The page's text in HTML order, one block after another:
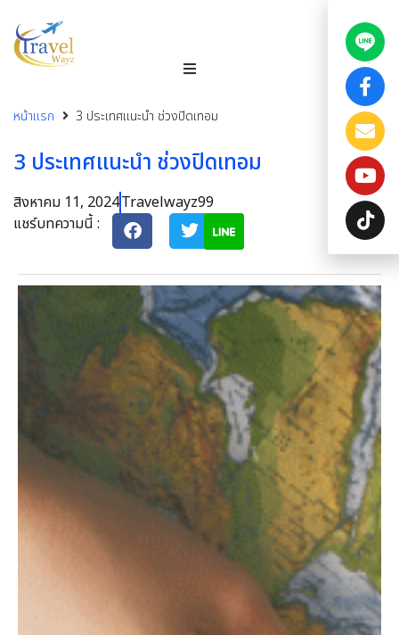
หน้าแรก 3 ประเทศแนะนำ ช่วงปิดเทอม
3 ประเทศแนะนำ ช่วงปิดเทอม
สิงหาคม 11, 2024Travelwayz99
แชร์บทความนี้ :